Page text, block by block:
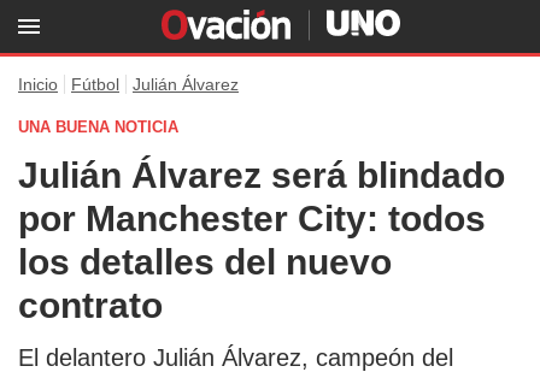
Inicio Fútbol Julián Álvarez
UNA BUENA NOTICIA
Julián Álvarez será blindado
por Manchester City: todos
los detalles del nuevo
contrato
El delantero Julián Álvarez, campeón del